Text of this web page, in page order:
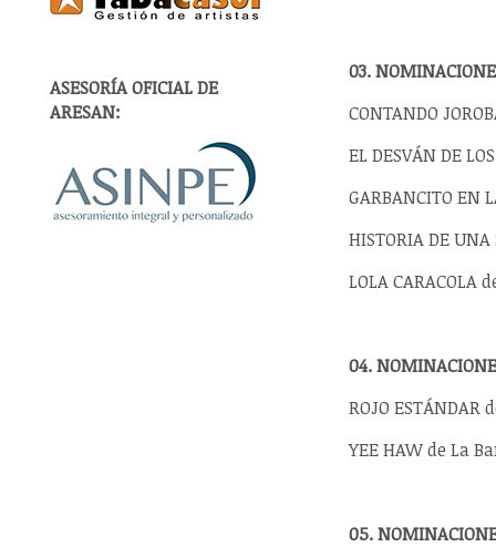
ASESORÍA OFICIAL DE
ARESAN:
03.
CONTANDO
EL DESVÁN DE
GARBANCITO EN
HISTORIA DE
LOLA CARACOLA
04.
ROJO
YEE HAW de La
05.